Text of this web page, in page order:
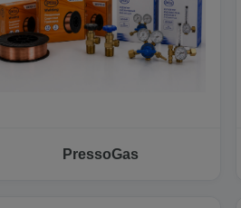
PressoGas